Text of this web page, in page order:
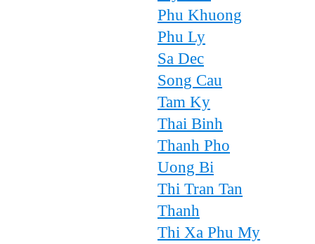
Phu Khuong
Phu Ly
Sa Dec
Song Cau
Tam Ky
Thai Binh
Thanh Pho
Uong Bi
Thi Tran Tan
Thanh
Thi Xa Phu My